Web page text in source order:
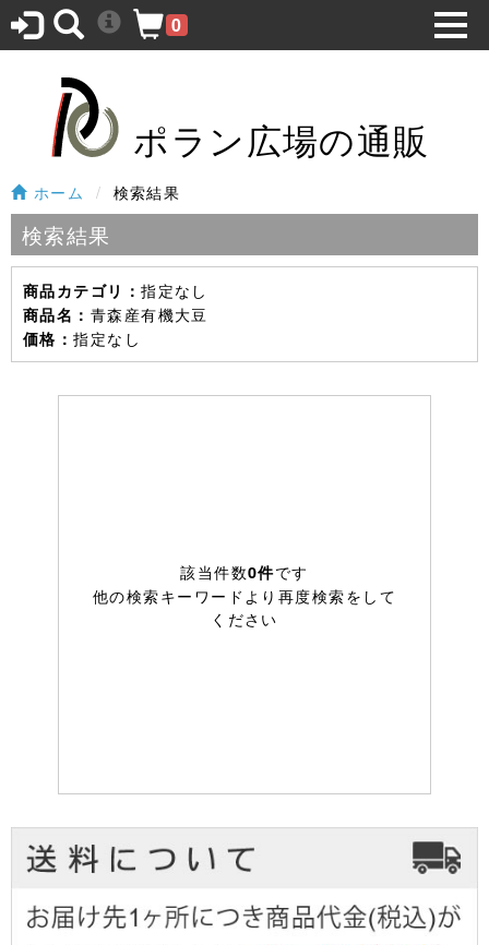
ポラン広場の通販
0
ホーム 検索結果
検索結果
商品カテゴリ：指定なし
商品名： 青森産有機大豆
価格：指定なし
該当件数0件です
他の検索キーワードより再度検索をして
ください